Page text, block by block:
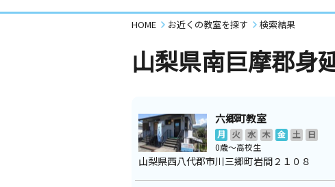
HOME お近くの教室を探す 検索結果
山梨県南巨摩郡身
六郷町教室
月 火 水 木 金 土
日
0歳～高校生
山梨県西八代郡市川三郷町岩間２１０８